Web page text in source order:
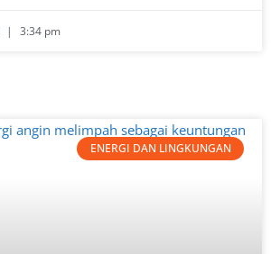
3:34 pm
ENERGI DAN LINGKUNGAN